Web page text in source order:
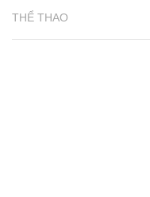
THỂ THAO